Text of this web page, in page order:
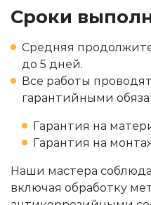
Сроки
Средняя
до 5 дней.
Все работы
гарантийными
Гарантия на
Гарантия на
Наши мастера
включая обработку